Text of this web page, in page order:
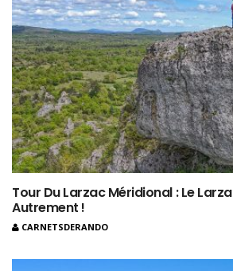
Tour Du Larzac Méridional : Le
Autrement !
CARNETSDERANDO